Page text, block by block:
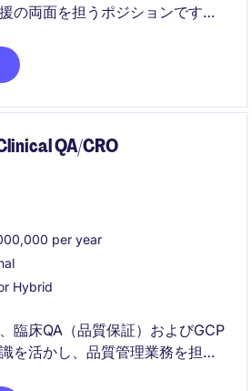
の両面を担うポジションです。
・戦略を構築します。
QA/CRO
per year
Hybrid
臨床QA（品質保証）およびGCP
を活かし、品質管理業務を担当